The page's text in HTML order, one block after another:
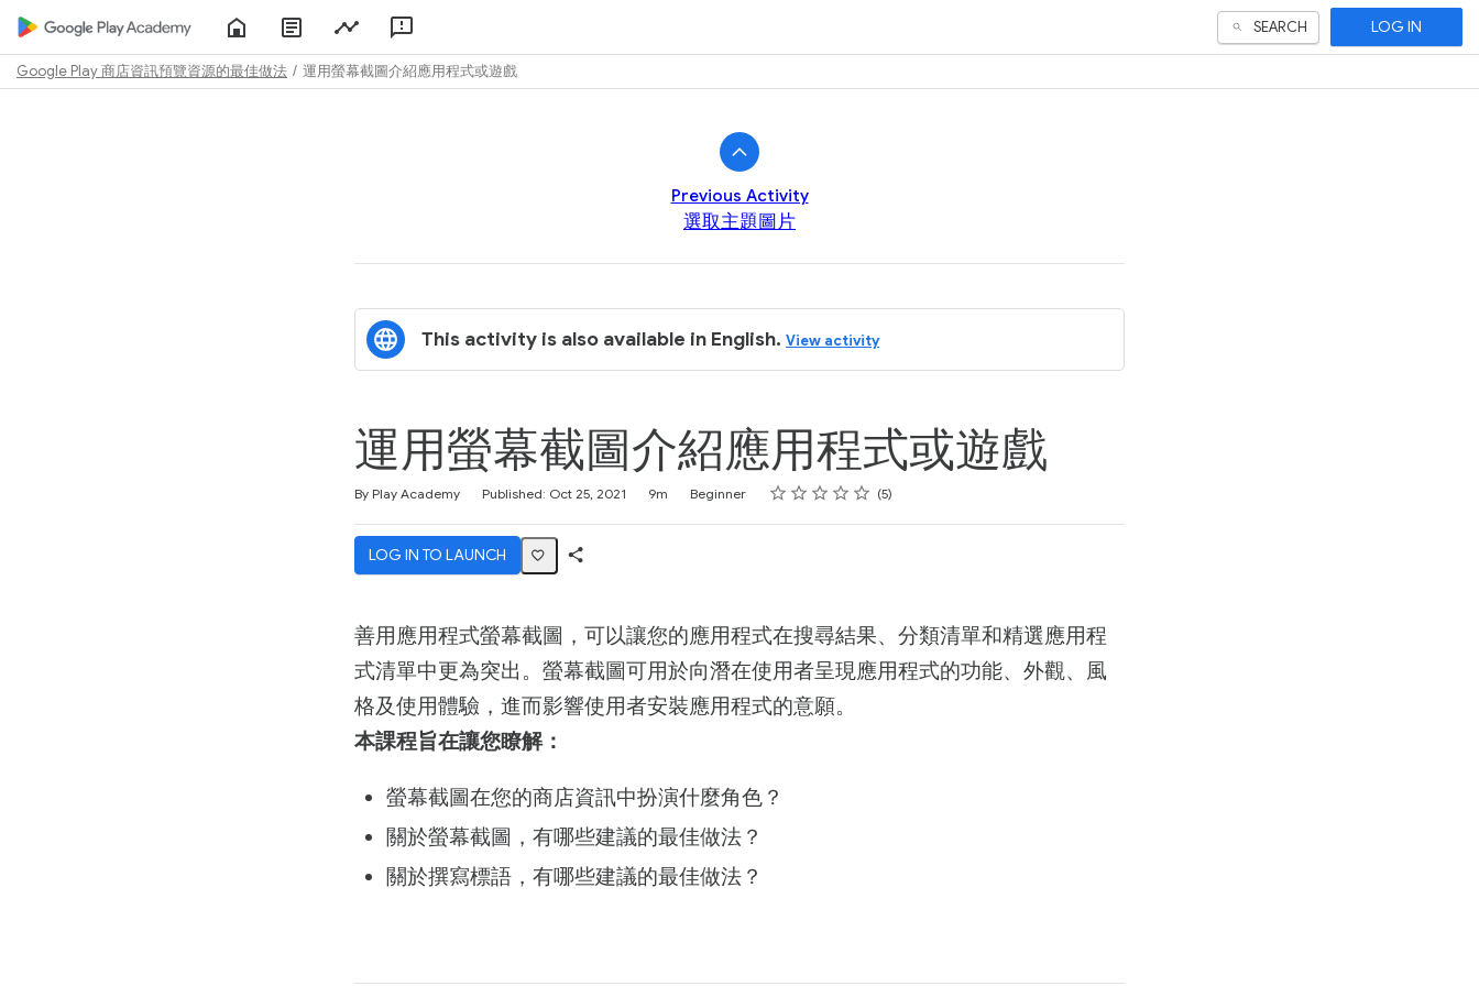
Play
Academy
Console
SEARCH LOG IN
Google Play 商店資訊預覽資源的最佳做法 運用螢幕截圖介紹應用程式或遊戲
Previous Activity
選取主題圖片
This activity is also available in English. View activity
運用螢幕截圖介紹應用程式或遊戲
By Play Academy Published: Oct 25, 2021 9m Beginner Rating
1 star
2 stars
3 stars
4 stars
5 stars 5
LOG IN TO LAUNCH
善用應用程式螢幕截圖，可以讓您的應用程式在搜尋結果、分類清單和精選應用程
式清單中更為突出。螢幕截圖可用於向潛在使用者呈現應用程式的功能、外觀、風
格及使用體驗，進而影響使用者安裝應用程式的意願。
本課程旨在讓您瞭解：
螢幕截圖在您的商店資訊中扮演什麼角色？
關於螢幕截圖，有哪些建議的最佳做法？
關於撰寫標語，有哪些建議的最佳做法？